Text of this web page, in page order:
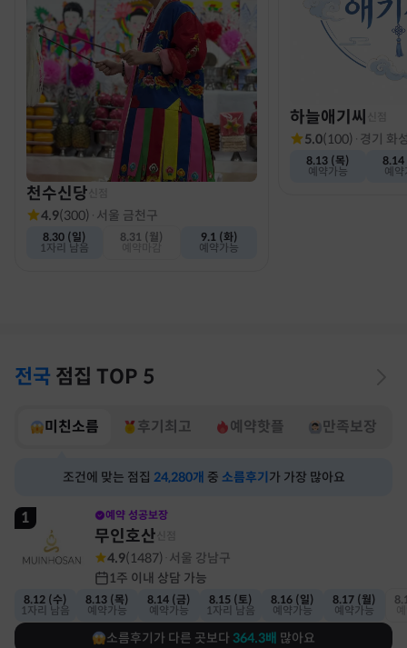
천수신당
4.9(300) · 서울 금천구
8.30 (일)
1자리 남음
8.31 (월)
9.1 (화)
예약가능
하늘애기씨
5.0(100) · 경기 화
8.13 (목)
예약가능
8.14
예
전국 점집 TOP 5
미친소름 후기최고 예약핫플 만족보장
조건에 맞는 점집 24,280개 중 소름후기 가 가장 많아요
1 예약 성공보장
무인호산
4.9(1487) 서울 강남구
1주 이내 상담 가능
8.12 (수)
1자리 남음
8.13 (목)
예약가능
8.14 (금)
예약가능
8.15 (토)
1자리 남음
8.16 (일)
예약가능
8.17 (월)
예약가능
소름후기가 다른 곳보다 364.3배 많아요